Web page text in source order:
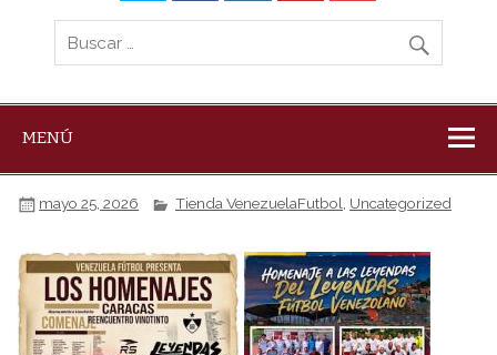
MENÚ
mayo 25, 2026 Tienda VenezuelaFutbol Uncategorized